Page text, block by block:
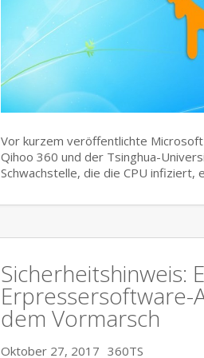
Vor kurzem veröffentlichte
Qihoo 360 und der Tsinghua-
Schwachstelle, die die CPU
Sicherheitshinweis:
Erpressersoftware-
dem Vormarsch
Oktober 27, 2017 360TS